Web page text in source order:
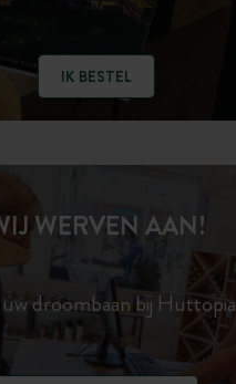
IK BESTEL
WERVEN AAN!
droombaan bij Huttopia